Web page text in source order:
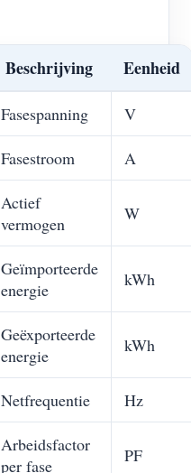
Beschrijving Eenheid
Fasespanning V
Fasestroom A
Actief
vermogen
W
Geïmporteerde
energie
kWh
Geëxporteerde
energie
kWh
Netfrequentie Hz
Arbeidsfactor
per fase
PF